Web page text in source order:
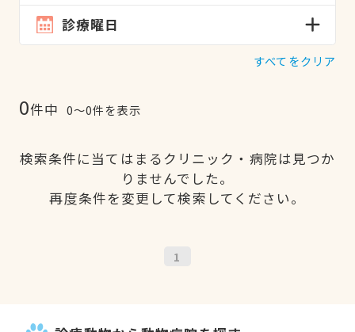
診療曜日
すべてをクリア
0件中 0〜0件を表示
検索条件に当てはまるクリニック・病院は見つか
りませんでした。
再度条件を変更して検索してください。
1